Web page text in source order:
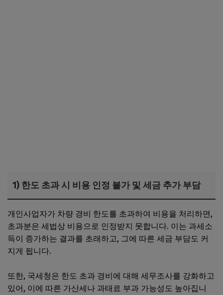
1) 한도 초과 시 비용 인정 불가 및 세금 추가 부담
개인사업자가 차량 경비 한도를 초과하여 비용을 처리하면,
초과분은 세법상 비용으로 인정받지 못합니다. 이는 과세소
득이 증가하는 결과를 초래하고, 그에 따른 세금 부담도 커
지게 됩니다.
또한, 국세청은 한도 초과 경비에 대해 세무조사를 강화하고
있어, 이에 따른 가산세나 과태료 부과 가능성도 높아집니